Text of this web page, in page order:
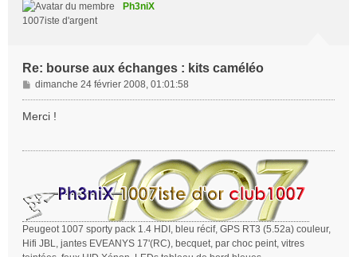
Ph3niX
1007iste d'argent
Re: bourse aux échanges : kits caméléo
M
e
s
dimanche 24 février 2008, 01:01:58
Merci !
Peugeot 1007 sporty pack 1.4 HDI, bleu récif, GPS RT3 (5.52a) couleur,
Hifi JBL, jantes EVEANYS 17'(RC), becquet, par choc peint, vitres